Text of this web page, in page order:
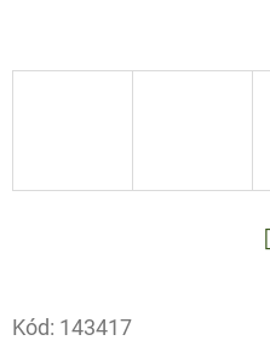
Kód: 143417
T